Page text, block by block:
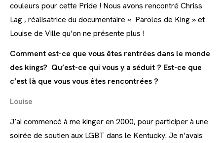
couleurs pour cette Pride ! Nous avons rencontré Chriss
Lag , réalisatrice du documentaire « Paroles de King » et
Louise de Ville qu’on ne présente plus !
Comment est-ce que vous êtes rentrées dans le monde
des kings? Qu’est-ce qui vous y a séduit ? Est-ce que
c’est là que vous vous êtes rencontrées ?
Louise
J’ai commencé à me kinger en 2000, pour participer à une
soirée de soutien aux LGBT dans le Kentucky. Je n’avais